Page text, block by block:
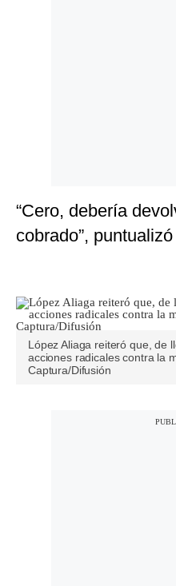
“Cero, debería
cobrado”,
López Aliaga reiteró que, de
acciones radicales contra la
Captura/Difusión